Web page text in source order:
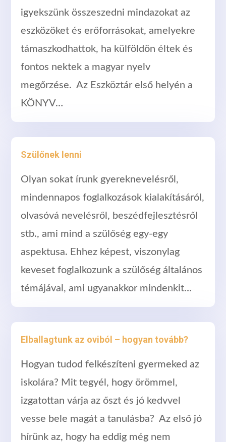
igyekszünk összeszedni mindazokat az
eszközöket és erőforrásokat, amelyekre
támaszkodhattok, ha külföldön éltek és
fontos nektek a magyar nyelv
megőrzése. Az Eszköztár első helyén a
KÖNYV…
Szülőnek lenni
Olyan sokat írunk gyereknevelésről,
mindennapos foglalkozások kialakításáról,
olvasóvá nevelésről, beszédfejlesztésről
stb., ami mind a szülőség egy-egy
aspektusa. Ehhez képest, viszonylag
keveset foglalkozunk a szülőség általános
témájával, ami ugyanakkor mindenkit…
Elballagtunk az oviból – hogyan tovább?
Hogyan tudod felkészíteni gyermeked az
iskolára? Mit tegyél, hogy örömmel,
izgatottan várja az őszt és jó kedvvel
vesse bele magát a tanulásba? Az első jó
hírünk az, hogy ha eddig még nem